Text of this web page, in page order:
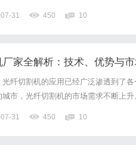
将深入探讨这些厂家所提供的产品特
。1.3D激光水晶内雕机的工作原理
31 450 10
家全解析：技术、优势与
纤切割机的应用已经广泛渗透到了
市，光纤切割机的市场需求不断上
产工艺和市场服务等方面都展现出显
点、市场前景、选择标准及应用实例
31 450 10